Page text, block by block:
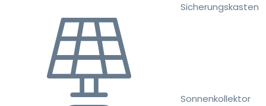
Sicherungskasten
Sonnenkollektor